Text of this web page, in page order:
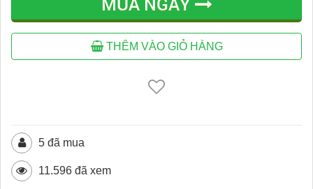
THÊM VÀO GIỎ HÀNG
5 đã mua
11.596 đã xem